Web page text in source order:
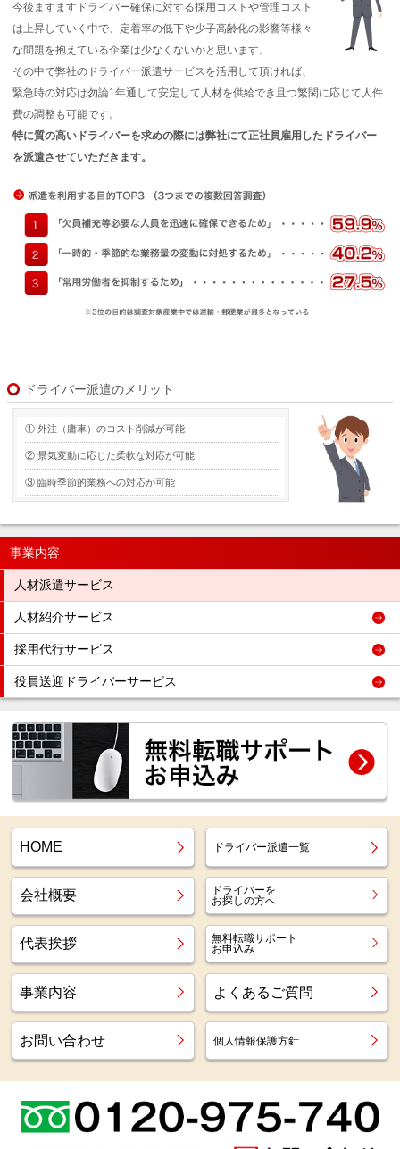
今後ますますドライバー確保に対する採用コストや管理コスト
は上昇していく中で、定着率の低下や少子高齢化の影響等様々
な問題を抱えている企業は少なくないかと思います。
その中で弊社のドライバー派遣サービスを活用して頂ければ、
緊急時の対応は勿論1年通して安定して人材を供給でき且つ繁閑に応じて人件
費の調整も可能です。
特に質の高いドライバーを求めの際には弊社にて正社員雇用したドライバー
を派遣させていただきます。
ドライバー派遣のメリット
① 外注（庸車）のコスト削減が可能
② 景気変動に応じた柔軟な対応が可能
③ 臨時季節的業務への対応が可能
事業内容
人材派遣サービス
人材紹介サービス
採用代行サービス
役員送迎ドライバーサービス
HOME ドライバー派遣一覧
会社概要
ドライバーを
お探しの方へ
代表挨拶
無料転職サポート
お申込み
事業内容 よくあるご質問
お問い合わせ 個人情報保護方針